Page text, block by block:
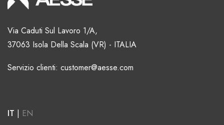
Via Caduti Sul Lavoro 1/A,
37063 Isola Della Scala (VR) - ITALIA
Servizio clienti: customer@aesse.com
IT | EN